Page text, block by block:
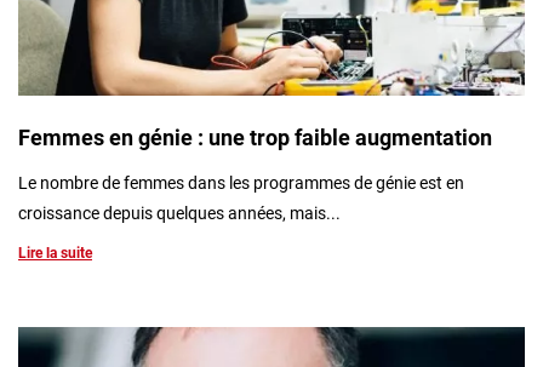
Femmes en génie : une trop faible augmentation
Le nombre de femmes dans les programmes de génie est en
croissance depuis quelques années, mais...
Lire la suite